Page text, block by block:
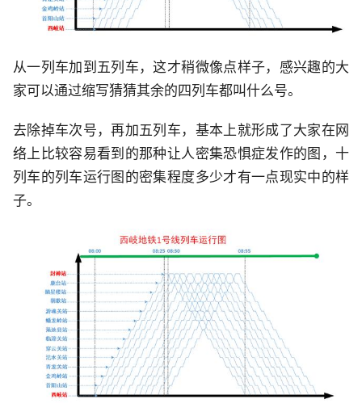
从一列车加到五列车，这才稍微像点样子，感兴趣的大
家可以通过缩写猜猜其余的四列车都叫什么号。
去除掉车次号，再加五列车，基本上就形成了大家在网
络上比较容易看到的那种让人密集恐惧症发作的图，十
列车的列车运行图的密集程度多少才有一点现实中的样
子。